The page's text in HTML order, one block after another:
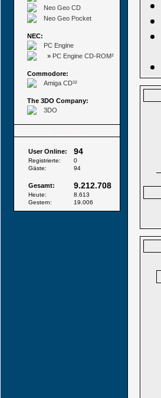
Neo Geo CD
Neo Geo Pocket
NEC:
PC Engine
» PC Engine CD-ROM²
Commodore:
Amiga CD³²
The 3DO Company:
3DO
User Online: 94
Registrierte:
0
Gäste:
94
Gesamt: 9.212.708
Heute:
8.613
Gestern:
19.006